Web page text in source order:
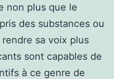
non plus que le
des substances ou
sa voix plus
sont capables de
à ce genre de